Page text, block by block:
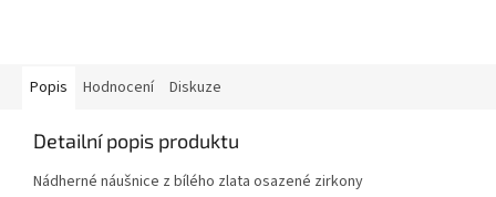
Popis Hodnocení Diskuze
Detailní popis produktu
Nádherné náušnice z bílého zlata osazené zirkony